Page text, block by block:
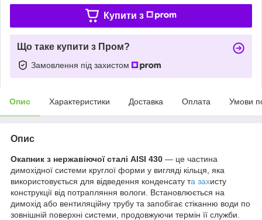
Купити з
Що таке купити з Пром?
Замовлення під захистом
Опис Характеристики Доставка Оплата Умови
Опис
Окапник з нержавіючої сталі AISI 430 — це частина
димохідної системи круглої форми у вигляді кільця, яка
використовується для відведення конденсату та захисту
конструкції від потрапляння вологи. Встановлюється на
димохід або вентиляційну трубу та запобігає стіканню води по
зовнішній поверхні системи, продовжуючи термін її служби.